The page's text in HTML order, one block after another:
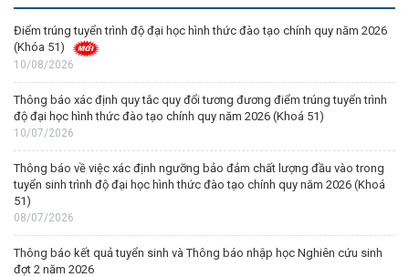
Điểm trúng tuyển trình độ đại học hình thức đào tạo chính quy năm 2026
(Khóa 51)
10/08/2026
Thông báo xác định quy tắc quy đổi tương đương điểm trúng tuyển trình
độ đại học hình thức đào tạo chính quy năm 2026 (Khoá 51)
10/07/2026
Thông báo về việc xác định ngưỡng bảo đảm chất lượng đầu vào trong
tuyển sinh trình độ đại học hình thức đào tạo chính quy năm 2026 (Khoá
51)
08/07/2026
Thông báo kết quả tuyển sinh và Thông báo nhập học Nghiên cứu sinh
đợt 2 năm 2026